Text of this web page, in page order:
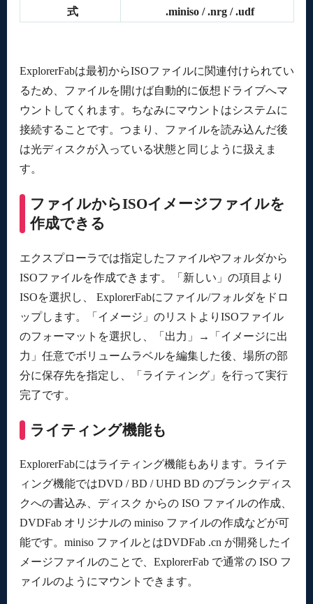
式
.miniso / .nrg / .udf
ExplorerFabは最初からISOファイルに関連付けられてい
るため、ファイルを開けば自動的に仮想ドライブへマ
ウントしてくれます。ちなみにマウントはシステムに
接続することです。つまり、ファイルを読み込んだ後
は光ディスクが入っている状態と同じように扱えま
す。
ファイルからISOイメージファイルを
作成できる
エクスプローラでは指定したファイルやフォルダから
ISOファイルを作成できます。「新しい」の項目より
ISOを選択し、 ExplorerFabにファイル/フォルダをドロ
ップします。「イメージ」のリストよりISOファイル
のフォーマットを選択し、「出力」→「イメージに出
力」任意でボリュームラベルを編集した後、場所の部
分に保存先を指定し、「ライティング」を行って実行
完了です。
ライティング機能も
ExplorerFabにはライティング機能もあります。ライテ
ィング機能ではDVD / BD / UHD BD のブランクディス
クへの書込み、ディスク からの ISO ファイルの作成、
DVDFab オリジナルの miniso ファイルの作成などが可
能です。miniso ファイルとはDVDFab .cn が開発したイ
メージファイルのことで、ExplorerFab で通常の ISO フ
ァイルのようにマウントできます。